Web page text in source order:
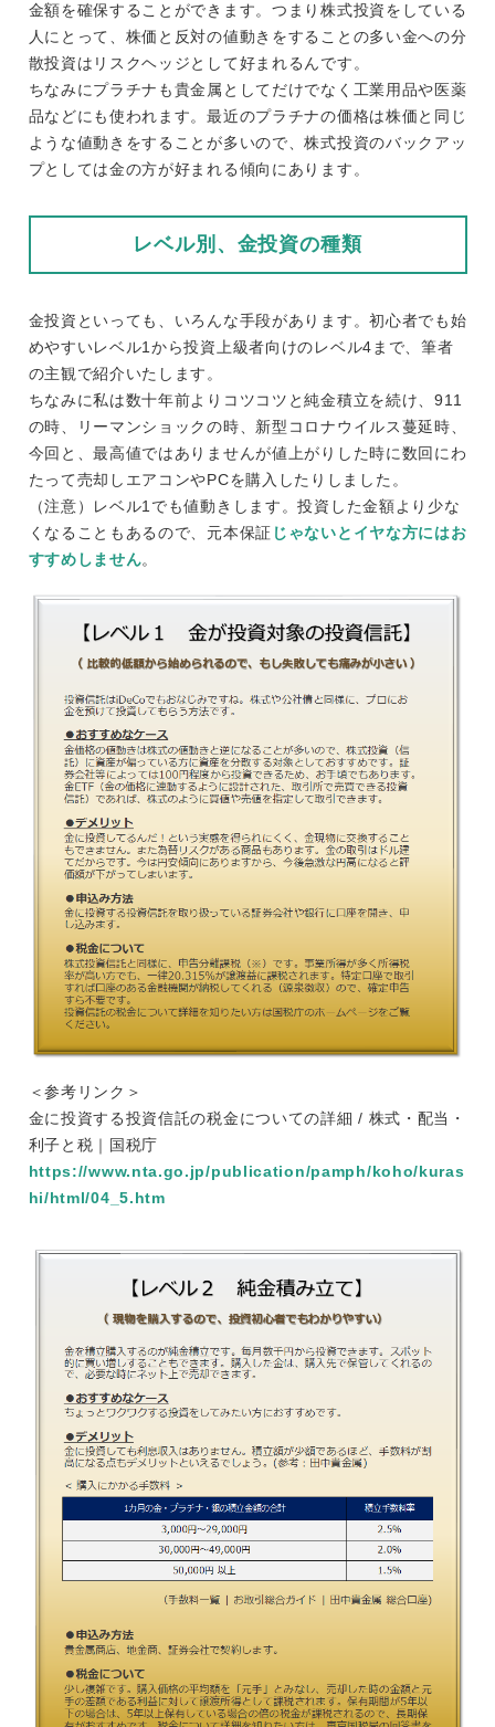
金額を確保することができます。つまり株式投資をしている
人にとって、株価と反対の値動きをすることの多い金への分
散投資はリスクヘッジとして好まれるんです。
ちなみにプラチナも貴金属としてだけでなく工業用品や医薬
品などにも使われます。最近のプラチナの価格は株価と同じ
ような値動きをすることが多いので、株式投資のバックアッ
プとしては金の方が好まれる傾向にあります。
レベル別、金投資の種類
金投資といっても、いろんな手段があります。初心者でも始
めやすいレベル1から投資上級者向けのレベル4まで、筆者
の主観で紹介いたします。
ちなみに私は数十年前よりコツコツと純金積立を続け、911
の時、リーマンショックの時、新型コロナウイルス蔓延時、
今回と、最高値ではありませんが値上がりした時に数回にわ
たって売却しエアコンやPCを購入したりしました。
（注意）レベル1でも値動きします。投資した金額より少な
くなることもあるので、元本保証 じゃないとイヤな方にはお
すすめしません。
＜参考リンク＞
金に投資する投資信託の税金についての詳細 / 株式・配当・
利子と税｜国税庁
https://www.nta.go.jp/publication/pamph/koho/kuras
hi/html/04_5.htm